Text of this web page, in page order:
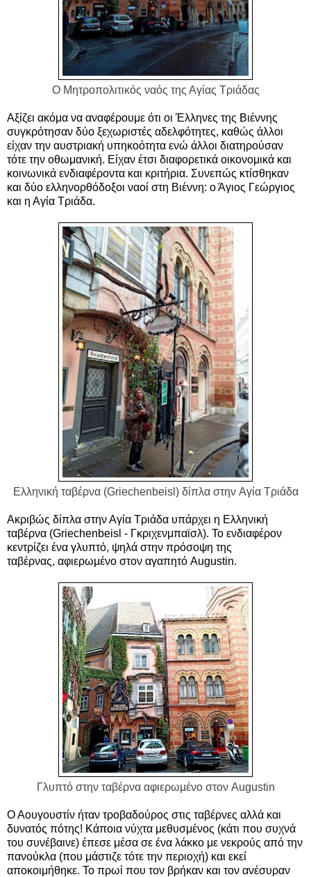
Ο Μητροπολιτικός ναός της Αγίας Τριάδας
Αξίζει ακόμα να αναφέρουμε ότι οι Έλληνες της Βιέννης
συγκρότησαν δύο ξεχωριστές αδελφότητες, καθώς άλλοι
είχαν την αυστριακή υπηκοότητα ενώ άλλοι διατηρούσαν
τότε την οθωμανική. Είχαν έτσι διαφορετικά οικονομικά και
κοινωνικά ενδιαφέροντα και κριτήρια. Συνεπώς κτίσθηκαν
και δύο ελληνορθόδοξοι ναοί στη Βιέννη: ο Άγιος Γεώργιος
και η Αγία Τριάδα.
Ελληνική ταβέρνα (Griechenbeisl) δίπλα στην Αγία Τριάδα
Ακριβώς δίπλα στην Αγία Τριάδα υπάρχει η Ελληνική
ταβέρνα (Griechenbeisl - Γκριχενμπαϊσλ). Το ενδιαφέρον
κεντρίζει ένα γλυπτό, ψηλά στην πρόσοψη της
ταβέρνας, αφιερωμένο στον αγαπητό Augustin.
Γλυπτό στηνταβέρνα αφιερωμένο στον Augustin
Ο Αουγουστίν ήταν τροβαδούρος στις ταβέρνες αλλά και
δυνατός πότης! Κάποια νύχτα μεθυσμένος (κάτι που συχνά
του συνέβαινε) έπεσε μέσα σε ένα λάκκο με νεκρούς από την
πανούκλα (που μάστιζε τότε την περιοχή) και εκεί
αποκοιμήθηκε. Το πρωί που τον βρήκαν και τον ανέσυραν